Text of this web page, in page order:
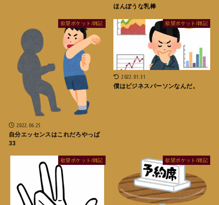
ほんぽうな乳棒
欲望ポケット/雑記
2022.06.25
自分エッセンスはこれだろやっぱ
33
欲望ポケット/雑記
2022.01.31
僕はビジネスパーソンなんだ。
欲望ポケット/雑記 欲望ポケット/雑記